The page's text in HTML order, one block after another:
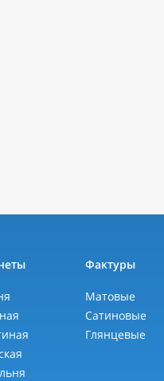
Фактуры
Матовые
Сатиновые
Глянцевые